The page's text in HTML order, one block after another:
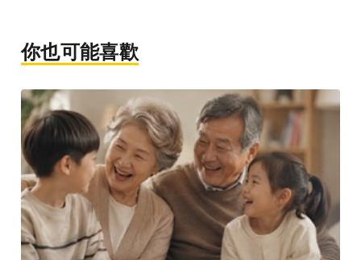
你也可能喜歡